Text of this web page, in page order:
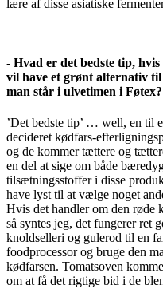
lære af disse asiatiske
- Hvad er det bedste tip,
vil have et grønt alternativ
man står i ulvetimen i Føtex?
’Det bedste tip’ … well, en til
decideret kødfars-
og de kommer tættere og
en del at sige om både
tilsætningsstoffer i disse
have lyst til at vælge noget
Hvis det handler om den røde
så syntes jeg, det fungerer ret
knoldselleri og gulerod til en
foodprocessor og bruge den
kødfarsen. Tomatsoven
om at få det rigtige bid i de